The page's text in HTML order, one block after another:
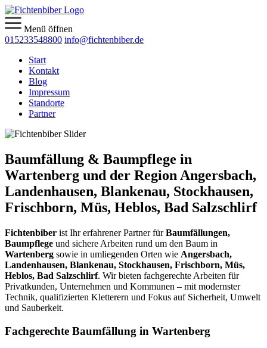
Menü öffnen
015233548800 info@fichtenbiber.de
Start
Kontakt
Blog
Impressum
Standorte
Partner
Baumfällung & Baumpflege in
Wartenberg und der Region Angersbach,
Landenhausen, Blankenau, Stockhausen,
Frischborn, Müs, Heblos, Bad Salzschlirf
Fichtenbiber ist Ihr erfahrener Partner fürBaumfällungen,
Baumpflege und sichere Arbeiten rund um den Baum in
Wartenberg sowie in umliegenden Orten wie Angersbach,
Landenhausen, Blankenau, Stockhausen, Frischborn, Müs,
Heblos, Bad Salzschlirf. Wir bieten fachgerechte Arbeiten für
Privatkunden, Unternehmen und Kommunen – mit modernster
Technik, qualifizierten Kletterern und Fokus auf Sicherheit, Umwelt
und Sauberkeit.
Fachgerechte Baumfällung in Wartenberg